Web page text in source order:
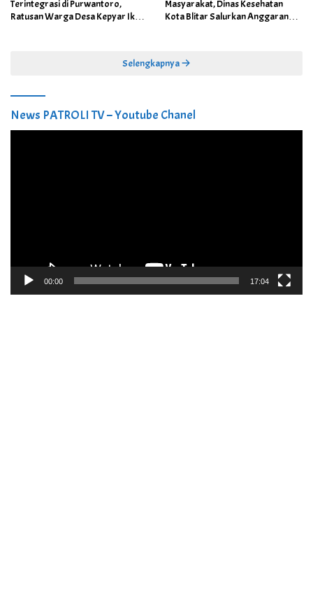
Terintegrasi di Purwantoro,
Ratusan Warga Desa Kepyar Ikuti
Masyarakat, Dinas Kesehatan
Kota Blitar Salurkan Anggaran
Selengkapnya
News PATROLI TV – Youtube Chanel
00:00 17:04